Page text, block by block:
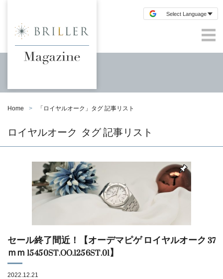
Home 「 ロイヤルオーク 」タグ 記事リスト
ロイヤルオーク タグ 記事リスト
セール終了間近！【オーデマピゲ ロイヤルオーク 37
ｍｍ 15450ST.OO.1256ST.01】
2022.12.21